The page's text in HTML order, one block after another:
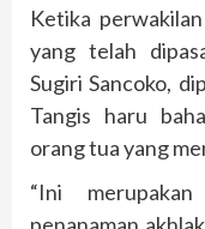
Ketika
yang telah
Sugiri Sancoko,
Tangis haru
orang tua yang
“Ini